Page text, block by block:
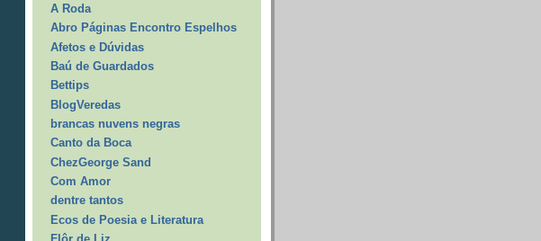
A Roda
Abro Páginas Encontro Espelhos
Afetos e Dúvidas
Baú de Guardados
Bettips
BlogVeredas
brancas nuvens negras
Canto da Boca
ChezGeorge Sand
Com Amor
dentre tantos
Ecos de Poesia e Literatura